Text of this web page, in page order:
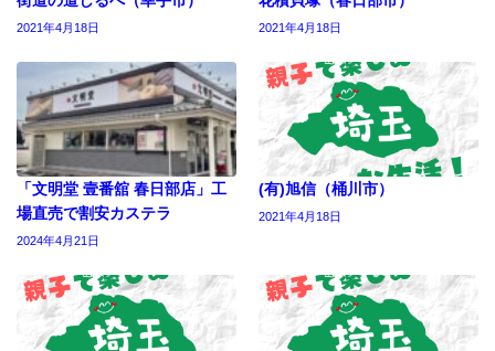
2021年4月18日 2021年4月18日
「文明堂 壹番舘 春日部店」工
場直売で割安カステラ
2024年4月21日
(有)旭信（桶川市）
2021年4月18日